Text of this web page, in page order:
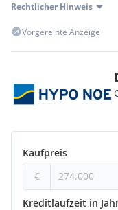
Wir weisen darauf
Der Vermittler ist als
Rechtlicher Hinweis
Vorgereihte Anzeige
Kaufpreis
€
Kreditlaufzeit in